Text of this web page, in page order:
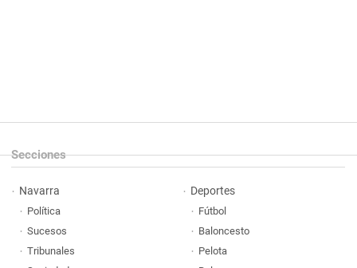
Secciones
Navarra
Política
Sucesos
Tribunales
Deportes
Fútbol
Baloncesto
Pelota